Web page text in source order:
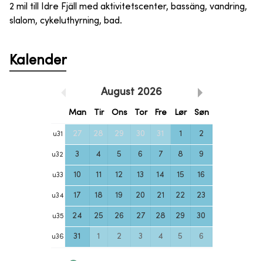
2 mil till Idre Fjäll med aktivitetscenter, bassäng, vandring,
slalom, cykeluthyrning, bad.
Kalender
August 2026
Man Tir Ons Tor Fre Lør Søn
u31 27 28 29 30 31 1 2
u32 3 4 5 6 7 8 9
u33 10 11 12 13 14 15 16
u34 17 18 19 20 21 22 23
u35 24 25 26 27 28 29 30
u36 31 1 2 3 4 5 6